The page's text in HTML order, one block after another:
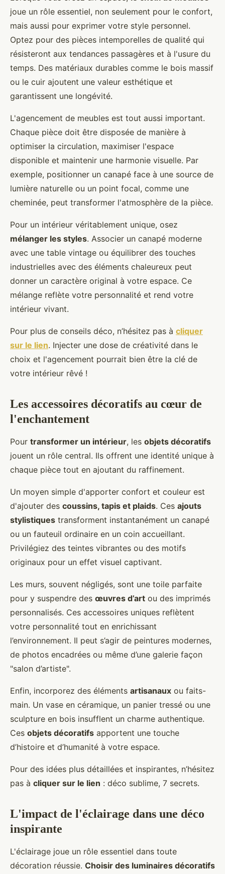
joue un rôle essentiel, non seulement pour le confort,
mais aussi pour exprimer votre style personnel.
Optez pour des pièces intemporelles de qualité qui
résisteront aux tendances passagères et à l'usure du
temps. Des matériaux durables comme le bois massif
ou le cuir ajoutent une valeur esthétique et
garantissent une longévité.
L'agencement de meubles est tout aussi important.
Chaque pièce doit être disposée de manière à
optimiser la circulation, maximiser l'espace
disponible et maintenir une harmonie visuelle. Par
exemple, positionner un canapé face à une source de
lumière naturelle ou un point focal, comme une
cheminée, peut transformer l'atmosphère de la pièce.
Pour un intérieur véritablement unique, osez
mélanger les styles. Associer un canapé moderne
avec une table vintage ou équilibrer des touches
industrielles avec des éléments chaleureux peut
donner un caractère original à votre espace. Ce
mélange reflète votre personnalité et rend votre
intérieur vivant.
Pour plus de conseils déco, n’hésitez pas à cliquer
sur le lien. Injecter une dose de créativité dans le
choix et l'agencement pourrait bien être la clé de
votre intérieur rêvé !
Les accessoires décoratifs au cœur de
l'enchantement
Pour transformer un intérieur, les objets décoratifs
jouent un rôle central. Ils offrent une identité unique à
chaque pièce tout en ajoutant du raffinement.
Un moyen simple d'apporter confort et couleur est
d'ajouter des coussins, tapis et plaids. Ces ajouts
stylistiques transforment instantanément un canapé
ou un fauteuil ordinaire en un coin accueillant.
Privilégiez des teintes vibrantes ou des motifs
originaux pour un effet visuel captivant.
Les murs, souvent négligés, sont une toile parfaite
pour y suspendre des œuvres d’art ou des imprimés
personnalisés. Ces accessoires uniques reflètent
votre personnalité tout en enrichissant
l’environnement. Il peut s’agir de peintures modernes,
de photos encadrées ou même d’une galerie façon
"salon d’artiste".
Enfin, incorporez des éléments artisanaux ou faits-
main. Un vase en céramique, un panier tressé ou une
sculpture en bois insufflent un charme authentique.
Ces objets décoratifs apportent une touche
d’histoire et d’humanité à votre espace.
Pour des idées plus détaillées et inspirantes, n’hésitez
pas à cliquer sur le lien : déco sublime, 7 secrets.
L'impact de l'éclairage dans une déco
inspirante
L'éclairage joue un rôle essentiel dans toute
décoration réussie. Choisir des luminaires décoratifs